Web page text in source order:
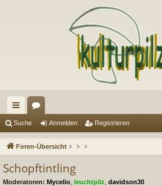
ch
ne en
Suche Anmelden Registrieren
Foren-Übersicht
Schopftintling
Moderatoren: Mycelio leuchtpilz davidson30